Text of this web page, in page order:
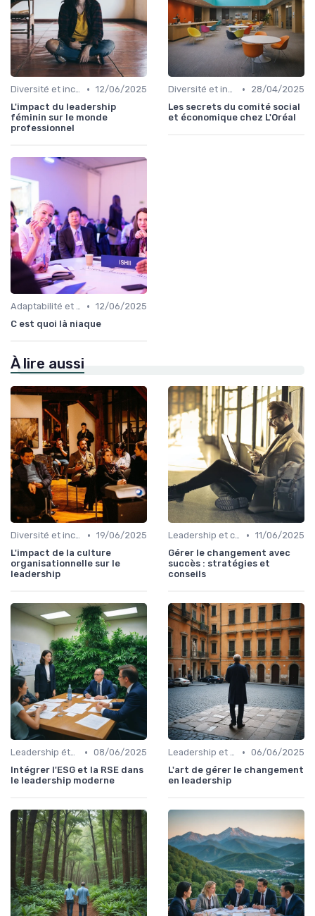
Diversité et inclusion • 12/06/2025
L'impact du leadership
féminin sur le monde
professionnel
Diversité et inclusion •
28/04/2025
Les secrets du comité social
et économique chez L'Oréal
Adaptabilité et résilience • 12/06/2025
C est quoi là niaque
À lire aussi
Diversité et inclusion • 19/06/2025
L'impact de la culture
organisationnelle sur le
leadership
Leadership et changement • 11/06/2025
Gérer le changement avec
succès : stratégies et
conseils
Leadership éthique • 08/06/2025
Intégrer l'ESG et la RSE dans
le leadership moderne
Leadership et changement • 06/06/2025
L'art de gérer le changement
en leadership